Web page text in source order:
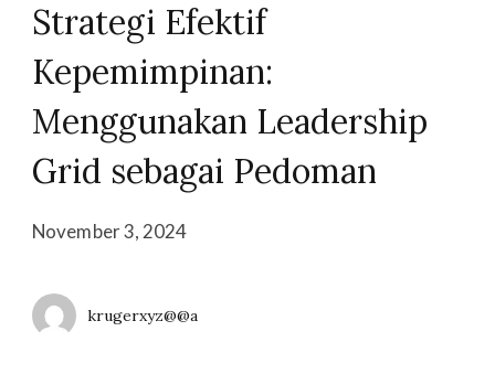
Strategi Efektif
Kepemimpinan:
Menggunakan Leadership
Grid sebagai Pedoman
November 3, 2024
krugerxyz@@a